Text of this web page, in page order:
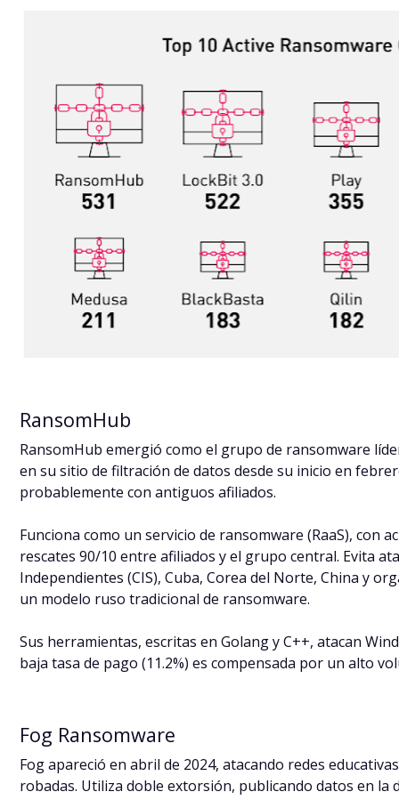
RansomHub
RansomHub emergió como el grupo de ransomware
en su sitio de filtración de datos desde su inicio en
probablemente con antiguos afiliados.
Funciona como un servicio de ransomware (RaaS), con
rescates 90/10 entre afiliados y el grupo central. Evita
Independientes (CIS), Cuba, Corea del Norte, China y
un modelo ruso tradicional de ransomware.
Sus herramientas, escritas en Golang y C++, atacan
baja tasa de pago (11.2%) es compensada por un alto
Fog Ransomware
Fog apareció en abril de 2024, atacando redes
robadas. Utiliza doble extorsión, publicando datos en la